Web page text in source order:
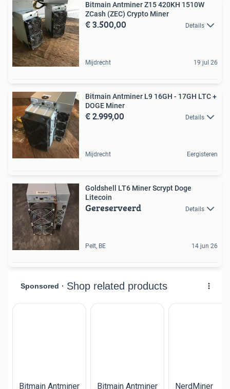
Bitmain Antminer Z15 420KH 1510W
ZCash (ZEC) Crypto Miner
€ 3.500,00 Details
Mijdrecht 19 jul 26
Bitmain Antminer L9 16GH - 17GH LTC +
DOGE Miner
€ 2.999,00 Details
Mijdrecht Eergisteren
Goldshell LT6 Miner Scrypt Doge
Litecoin
Gereserveerd Details
Pelt, BE 14 jun 26